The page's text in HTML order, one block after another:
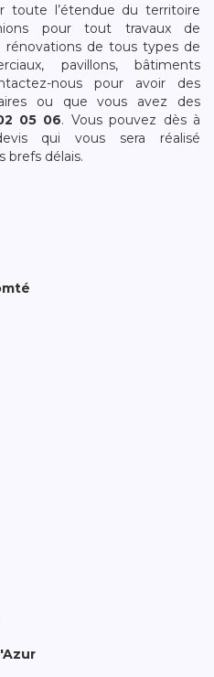
toute l’étendue du territoire
pour tout travaux de
de tous types de
pavillons, bâtiments
nous pour avoir des
ou que vous avez des
05 06. Vous pouvez dès à
qui vous sera réalisé
brefs délais.